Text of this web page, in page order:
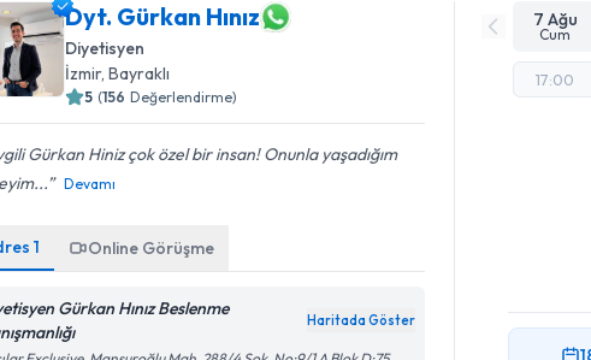
Dyt. Gürkan Hınız
Diyetisyen
İzmir, Bayraklı
5 (156 Değerlendirme)
Gürkan Hiniz çok özel bir insan! Onunla yaşadığım
Devamı
1 Online Görüşme
Gürkan Hınız Beslenme
Haritada Göster
7 Ağu
Cum
17:00